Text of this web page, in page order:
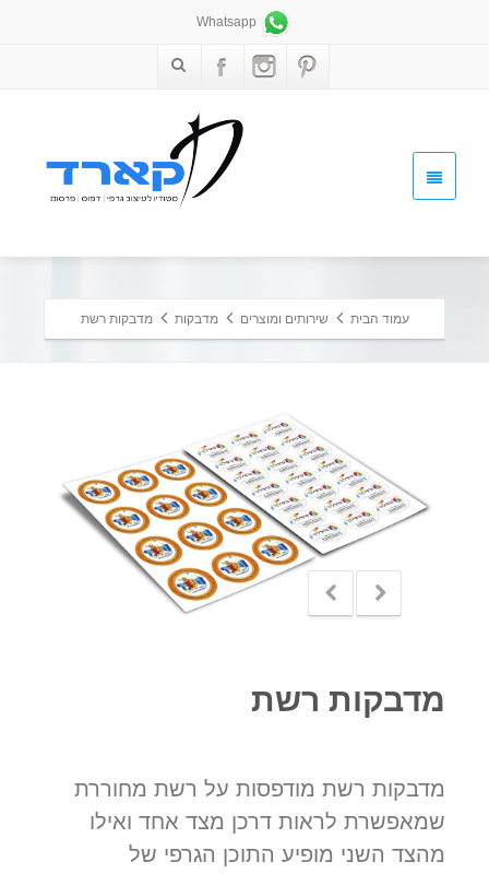
עמוד הבית שירותים ומוצרים מדבקות מדבקות רשת
מדבקות רשת
מדבקות רשת מודפסות על רשת מחוררת
שמאפשרת לראות דרכן מצד אחד ואילו
מהצד השני מופיע התוכן הגרפי של